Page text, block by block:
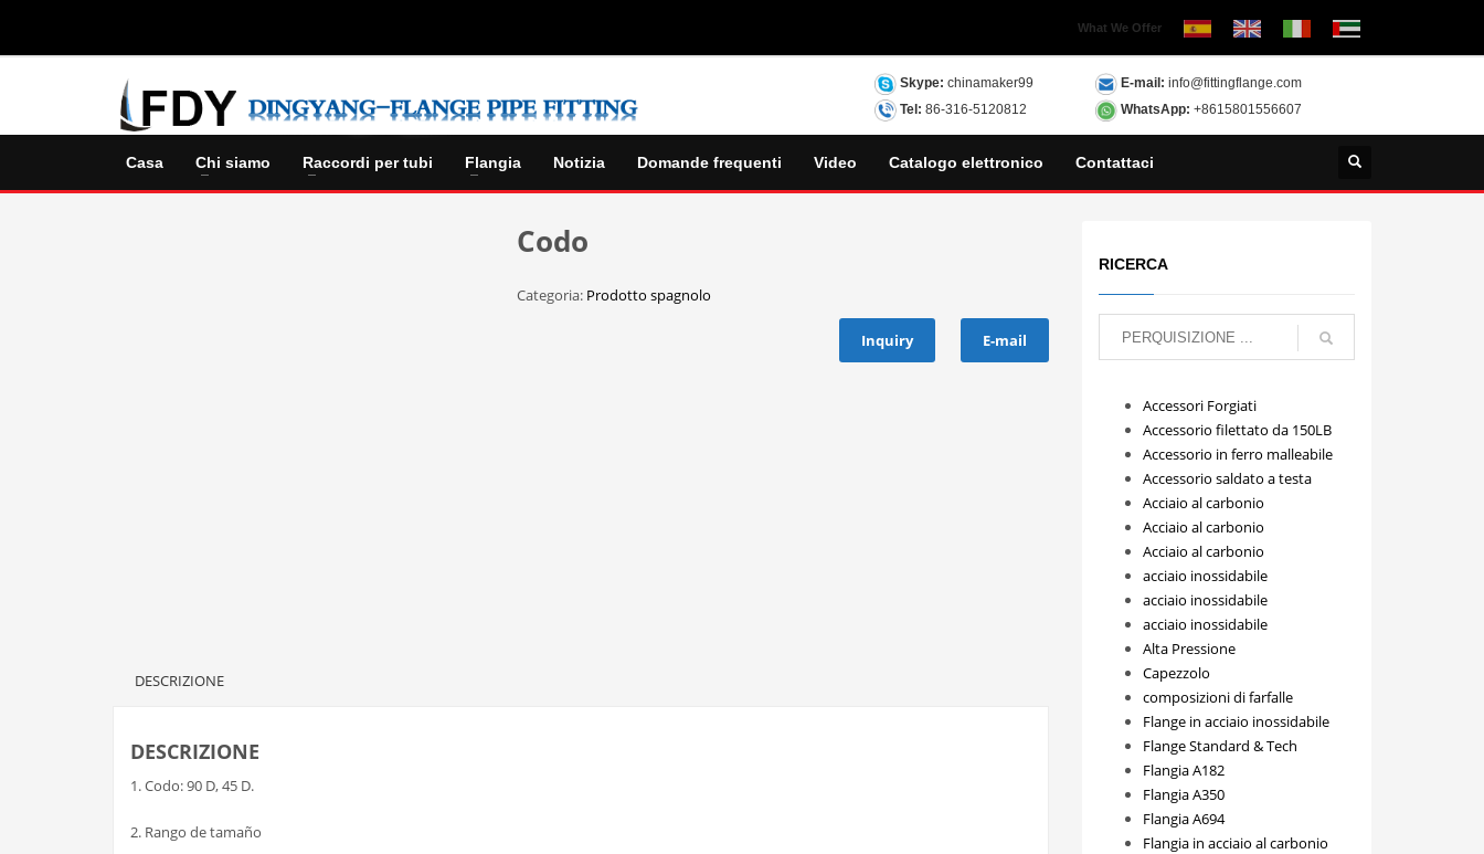
What We Offer
Skype: chinamaker99
Tel: 86-316-5120812
E-mail: info@fittingflange.com
WhatsApp: +8615801556607
Casa Chi siamo Raccordi per tubi Flangia Notizia Domande frequenti Video Catalogo elettronico Contattaci
Codo
Categoria: Prodotto spagnolo
Inquiry E-mail
DESCRIZIONE
DESCRIZIONE
1. Codo: 90 D, 45 D.
2. Rango de tamaño
RICERCA
Accessori Forgiati
Accessorio filettato da 150LB
Accessorio in ferro malleabile
Accessorio saldato a testa
Acciaio al carbonio
Acciaio al carbonio
Acciaio al carbonio
acciaio inossidabile
acciaio inossidabile
acciaio inossidabile
Alta Pressione
Capezzolo
composizioni di farfalle
Flange in acciaio inossidabile
Flange Standard & Tech
Flangia A182
Flangia A350
Flangia A694
Flangia in acciaio al carbonio